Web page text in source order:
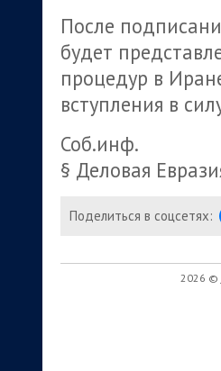
После
будет
процедур в
вступления в
Соб.инф.
§ Деловая
Поделиться в соцсетях:
2026 ©